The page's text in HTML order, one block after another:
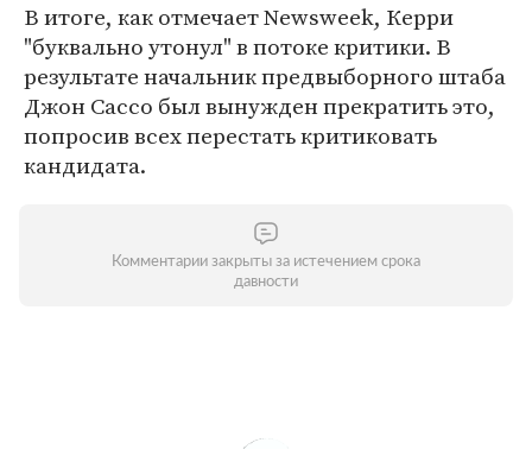
В итоге, как отмечает Newsweek, Керри
"буквально утонул" в потоке критики. В
результате начальник предвыборного штаба
Джон Сассо был вынужден прекратить это,
попросив всех перестать критиковать
кандидата.
Комментарии закрыты за истечением срока
давности